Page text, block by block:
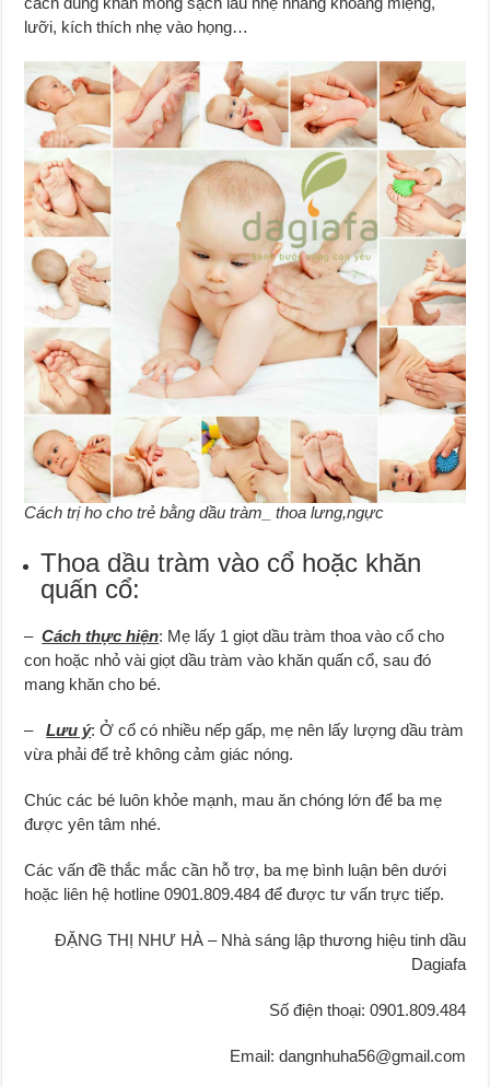
lưỡi, kích thích nhẹ vào họng…
Cách trị ho cho trẻ bằng dầu tràm_ thoa lưng,ngực
Thoa dầu tràm vào cổ hoặc khăn
quấn cổ:
–Cách thực hiện: Mẹ lấy 1 giọt dầu tràm thoa vào cổ cho
con hoặc nhỏ vài giọt dầu tràm vào khăn quấn cổ, sau đó
mang khăn cho bé.
–Lưu ý: Ở cổ có nhiều nếp gấp, mẹ nên lấy lượng dầu tràm
vừa phải để trẻ không cảm giác nóng.
Chúc các bé luôn khỏe mạnh, mau ăn chóng lớn để ba mẹ
được yên tâm nhé.
Các vấn đề thắc mắc cần hỗ trợ, ba mẹ bình luận bên dưới
hoặc liên hệ hotline 0901.809.484 để được tư vấn trực tiếp.
ĐẶNG THỊ NHƯ HÀ – Nhà sáng lập thương hiệu tinh dầu
Dagiafa
Số điện thoại: 0901.809.484
Email: dangnhuha56@gmail.com